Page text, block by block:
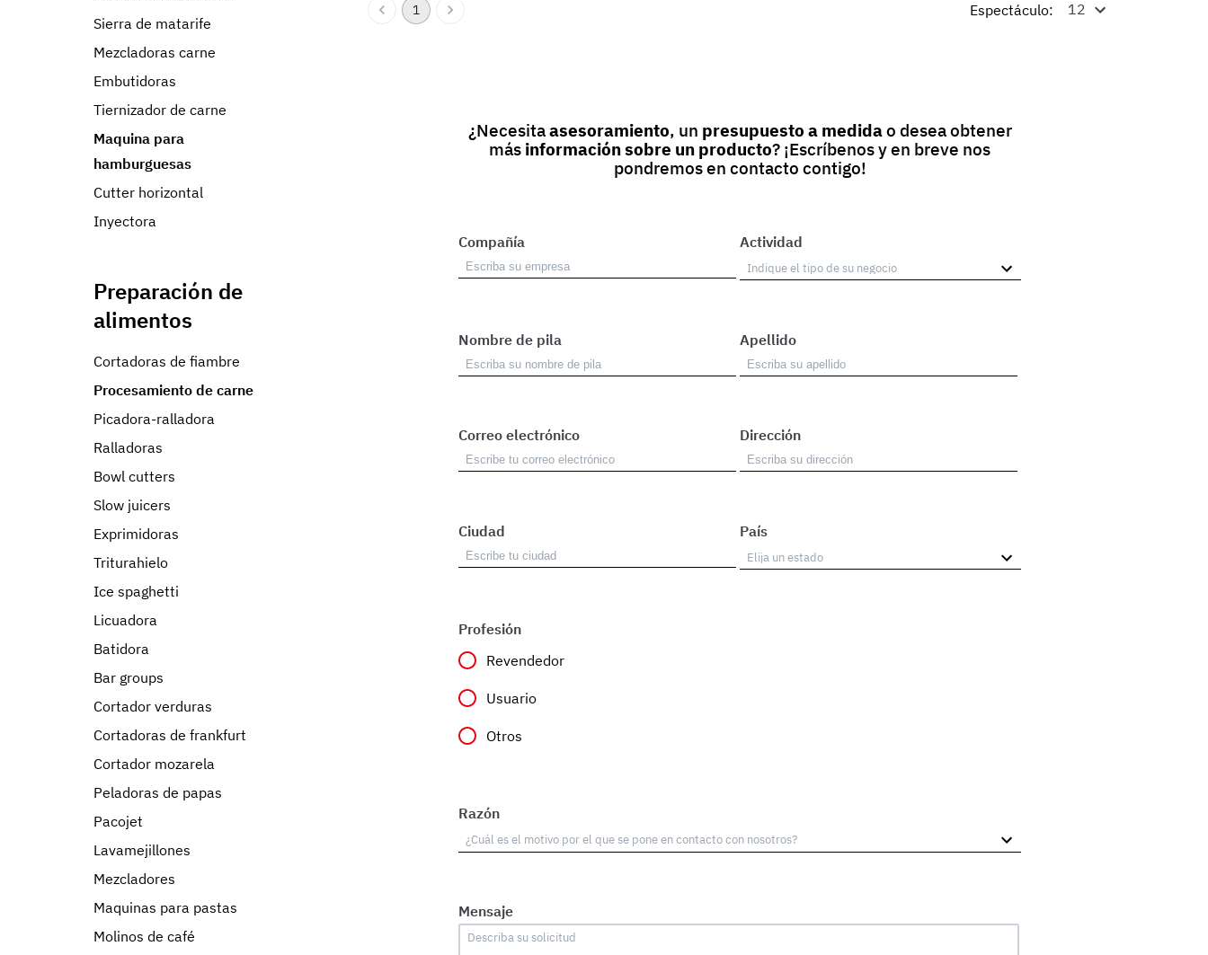
Sierra de matarife
Mezcladoras carne
Embutidoras
Tiernizador de carne
Maquina para
hamburguesas
Cutter horizontal
Inyectora
Preparación de
alimentos
Cortadoras de fiambre
Procesamiento de carne
Picadora-ralladora
Ralladoras
Bowl cutters
Slow juicers
Exprimidoras
Triturahielo
Ice spaghetti
Licuadora
Batidora
Bar groups
Cortador verduras
Cortadoras de frankfurt
Cortador mozarela
Peladoras de papas
Pacojet
Lavamejillones
Mezcladores
Maquinas para pastas
Molinos de café
1 Espectáculo:
¿Necesitaasesoramiento, un presupuesto a medidao desea obtener
más información sobre un producto? ¡Escríbenos y en breve nos
pondremos en contacto contigo!
Compañía Actividad
Nombre de pila Apellido
Correo electrónico Dirección
Ciudad País
Profesión
Revendedor
Usuario
Otros
Razón
Mensaje